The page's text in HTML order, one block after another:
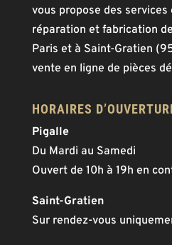
vous propose des
réparation et fabrication
Paris et à Saint-Gratien
vente en ligne de pièces
HORAIRES
Pigalle
Du Mardi au Samedi
Ouvert de 10h à 19h en
Saint-Gratien
Sur rendez-vous